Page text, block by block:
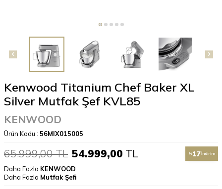
Kenwood Titanium Chef Baker XL
Silver Mutfak Şef KVL85
KENWOOD
Ürün Kodu : 56MIX015005
65.999,00TL 54.999,00 TL %17İndirim
Daha Fazla KENWOOD
Daha Fazla Mutfak Şefi